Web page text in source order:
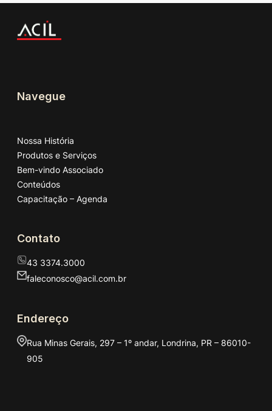
Navegue
Nossa História
Produtos e Serviços
Bem-vindo Associado
Conteúdos
Capacitação – Agenda
Contato
43 3374.3000
faleconosco@acil.com.br
Endereço
Rua Minas Gerais, 297 – 1º andar, Londrina, PR – 86010-
905